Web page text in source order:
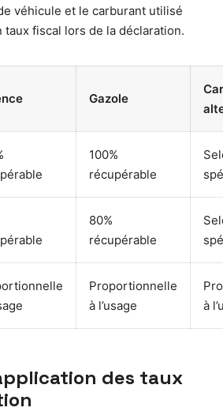
véhicule et le carburant utilisé
fiscal lors de la déclaration.
Gazole
100%
récupérable
80%
récupérable
Proportionnelle
à l’usage
à
des taux